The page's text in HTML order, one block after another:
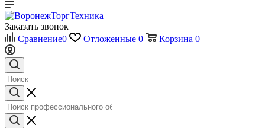
Заказать звонок
Сравнение0 Отложенные 0 Корзина 0